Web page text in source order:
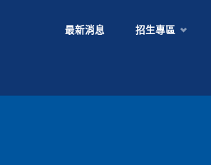
最新消息 招生專區